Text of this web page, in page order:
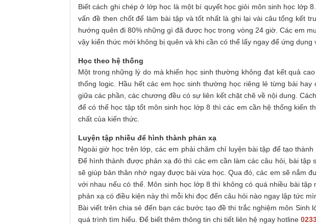
Biết cách ghi chép ở lớp học là một bí quyết học giỏi môn sinh học lớp
vấn đề then chốt để làm bài tập và tốt nhất là ghi lại vài câu tổng kết
hướng quên đi 80% những gì đã được học trong vòng 24 giờ. Các em
vậy kiến thức mới không bị quên và khi cần có thể lấy ngay để ứng
Học theo hệ thống
Một trong những lý do mà khiến học sinh thường không đạt kết quả
thống logic. Hầu hết các em học sinh thường học riêng lẻ từng bài
giữa các phần, các chương đều có sự liên kết chặt chẽ về nội dung.
để có thể học tập tốt môn sinh học lớp 8 thì các em cần hệ thống kiến
chất của kiến thức.
Luyện tập nhiều để hình thành phản xạ
Ngoài giờ học trên lớp, các em phải chăm chỉ luyện bài tập để tạo
Để hình thành được phản xạ đó thì các em cần làm các câu hỏi, bài
sẽ giúp bản thân nhớ ngay được bài vừa học. Qua đó, các em sẽ nắm
với nhau nếu có thể. Môn sinh học lớp 8 thì không có quá nhiều bài
phản xạ có điều kiện này thì mỗi khi đọc đến câu hỏi nào ngay lập tức
Bài viết trên chia sẻ đến bạn các bước tạo đề thi trắc nghiệm môn
quá trình tìm hiểu. Để biết thêm thông tin chi tiết liên hệ ngay hotline